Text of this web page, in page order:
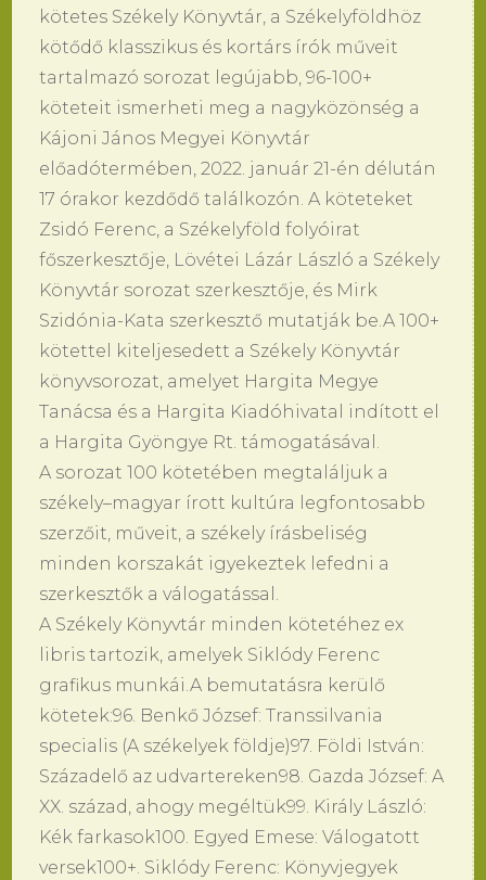
kötetes Székely Könyvtár, a Székelyföldhöz
kötődő klasszikus és kortárs írók műveit
tartalmazó sorozat legújabb, 96-100+
köteteit ismerheti meg a nagyközönség a
Kájoni János Megyei Könyvtár
előadótermében, 2022. január 21-én délután
17 órakor kezdődő találkozón. A köteteket
Zsidó Ferenc, a Székelyföld folyóirat
főszerkesztője, Lövétei Lázár László a Székely
Könyvtár sorozat szerkesztője, és Mirk
Szidónia-Kata szerkesztő mutatják be.A 100+
kötettel kiteljesedett a Székely Könyvtár
könyvsorozat, amelyet Hargita Megye
Tanácsa és a Hargita Kiadóhivatal indított el
a Hargita Gyöngye Rt. támogatásával.
A sorozat 100 kötetében megtaláljuk a
székely–magyar írott kultúra legfontosabb
szerzőit, műveit, a székely írásbeliség
minden korszakát igyekeztek lefedni a
szerkesztők a válogatással.
A Székely Könyvtár minden kötetéhez ex
libris tartozik, amelyek Siklódy Ferenc
grafikus munkái.A bemutatásra kerülő
kötetek:96. Benkő József: Transsilvania
specialis (A székelyek földje)97. Földi István:
Századelő az udvartereken98. Gazda József: A
XX. század, ahogy megéltük99. Király László:
Kék farkasok100. Egyed Emese: Válogatott
versek100+. Siklódy Ferenc: Könyvjegyek